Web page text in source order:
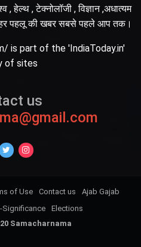
, हेल्थ , टेक्नोलॉजी , विज्ञान ,अधात्यम
हर पहलू की खबर सबसे पहले आप तक।
is part of the 'IndiaToday.in'
of sites
us
Samacharnama
of Use Contact us
Ajab Gajab
Significance Elections